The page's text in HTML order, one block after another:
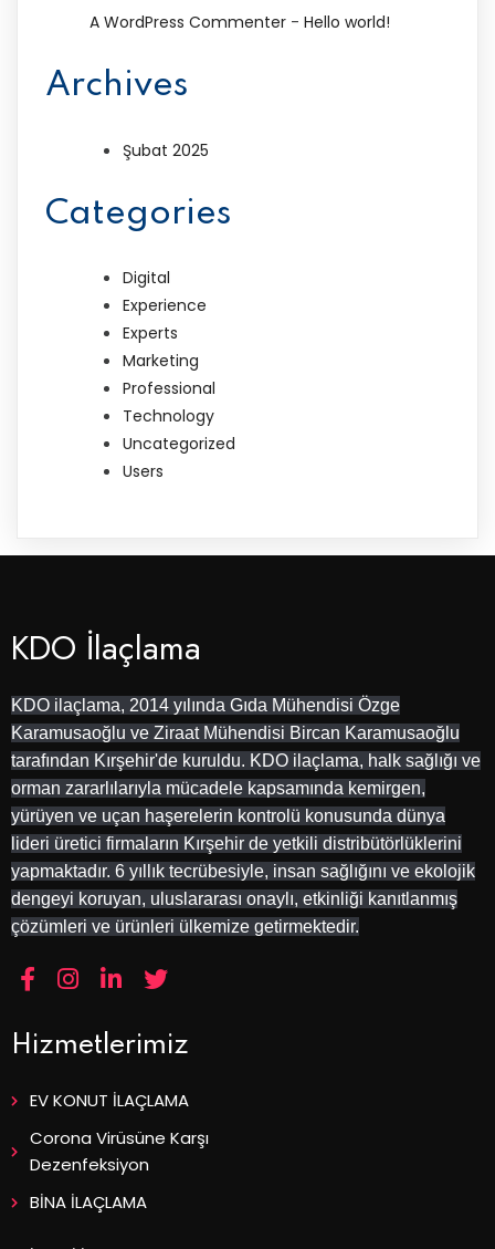
A WordPress Commenter - Hello world!
Archives
Şubat 2025
Categories
Digital
Experience
Experts
Marketing
Professional
Technology
Uncategorized
Users
KDO İlaçlama
KDO ilaçlama, 2014 yılında Gıda Mühendisi Özge
Karamusaoğlu ve Ziraat Mühendisi Bircan Karamusaoğlu
tarafından Kırşehir'de kuruldu. KDO ilaçlama, halk sağlığı ve
orman zararlılarıyla mücadele kapsamında kemirgen,
yürüyen ve uçan haşerelerin kontrolü konusunda dünya
lideri üretici firmaların Kırşehir de yetkili distribütörlüklerini
yapmaktadır. 6 yıllık tecrübesiyle, insan sağlığını ve ekolojik
dengeyi koruyan, uluslararası onaylı, etkinliği kanıtlanmış
çözümleri ve ürünleri ülkemize getirmektedir.
Hizmetlerimiz
EV KONUT İLAÇLAMA
Corona Virüsüne Karşı
Dezenfeksiyon
BİNA İLAÇLAMA